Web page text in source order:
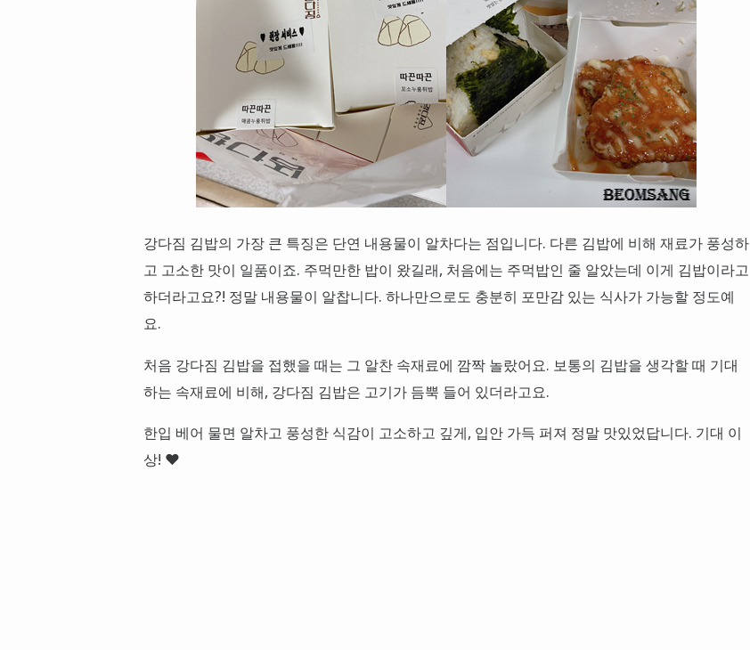
강다짐 김밥의 가장 큰 특징은 단연 내용물이 알차다는 점입니다. 다른 김밥에 비해 재료가 풍성하
고 고소한 맛이 일품이죠. 주먹만한 밥이 왔길래, 처음에는 주먹밥인 줄 알았는데 이게 김밥이라고
하더라고요?! 정말 내용물이 알찹니다. 하나만으로도 충분히 포만감 있는 식사가 가능할 정도예
요.
처음 강다짐 김밥을 접했을 때는 그 알찬 속재료에 깜짝 놀랐어요. 보통의 김밥을 생각할 때 기대
하는 속재료에 비해, 강다짐 김밥은 고기가 듬뿍 들어 있더라고요.
한입 베어 물면 알차고 풍성한 식감이 고소하고 깊게, 입안 가득 퍼져 정말 맛있었답니다. 기대 이
상! ❤️